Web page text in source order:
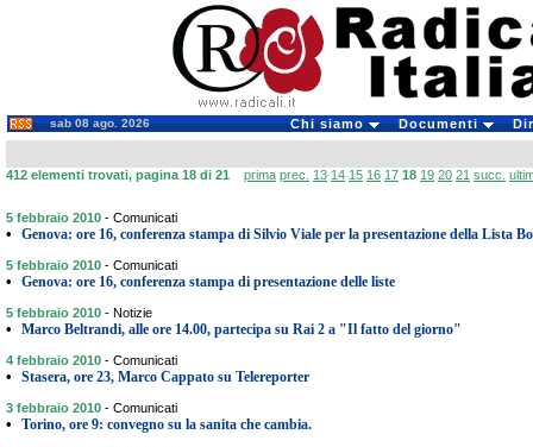
sab 08 ago. 2026 Chi siamo Documenti
412 elementi trovati, pagina 18 di 21 prima prec. 13 14 15 16 17 18 19 20 21 succ.
5 febbraio 2010 - Comunicati
• Genova: ore 16, conferenza stampa di Silvio Viale per la presentazione della Lista
5 febbraio 2010 - Comunicati
• Genova: ore 16, conferenza stampa di presentazione delle liste
5 febbraio 2010 - Notizie
• Marco Beltrandi, alle ore 14.00, partecipa su Rai 2 a "Il fatto del giorno"
4 febbraio 2010 - Comunicati
• Stasera, ore 23, Marco Cappato su Telereporter
3 febbraio 2010 - Comunicati
• Torino, ore 9: convegno su la sanita che cambia.